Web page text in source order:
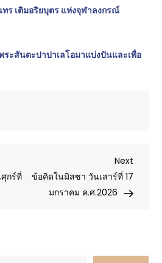
เติมอริยบุตร แห่งจุฬาลงกรณ์
ระสันตะปาปาเลโอมาแบ่งปันและเพื่อ
กร์ที่
Next
Post
Next
ข้อคิดในมิสซา วันเสาร์ที่ 17
มกราคม ค.ศ.2026